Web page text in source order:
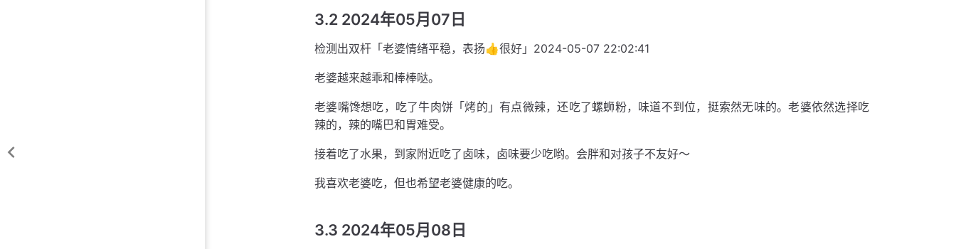
3.2 2024年05月07日
检测出双杆「老婆情绪平稳，表扬👍很好」2024-05-07 22:02:41
老婆越来越乖和棒棒哒。
老婆嘴馋想吃，吃了牛肉饼「烤的」有点微辣，还吃了螺蛳粉，味道不到位，挺索然无味的。老婆依然选择吃
辣的，辣的嘴巴和胃难受。
接着吃了水果，到家附近吃了卤味，卤味要少吃哟。会胖和对孩子不友好～
我喜欢老婆吃，但也希望老婆健康的吃。
3.3 2024年05月08日